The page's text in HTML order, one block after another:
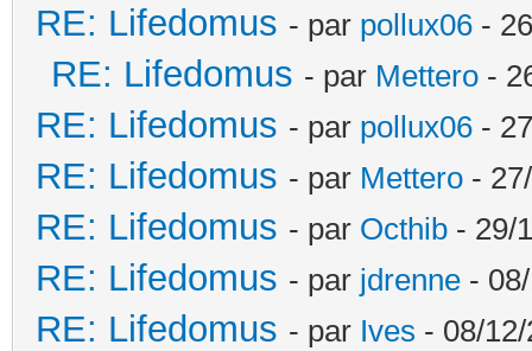
RE: Lifedomus - par pollux06 -
RE: Lifedomus - par Mettero -
RE: Lifedomus - par pollux06 -
RE: Lifedomus - par Mettero -
RE: Lifedomus - par Octhib - 29/
RE: Lifedomus - par jdrenne -
RE: Lifedomus - par Ives - 08/